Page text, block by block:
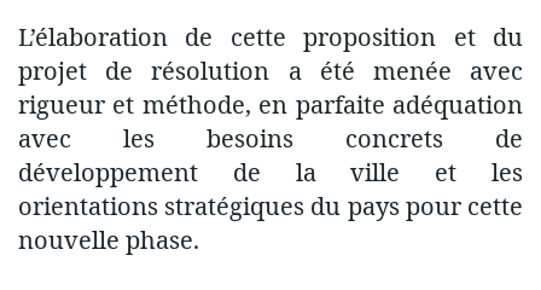
L’élaboration de cette proposition et du
projet de résolution a été menée avec
rigueur et méthode, en parfaite adéquation
avec les besoins concrets de
développement de la ville et les
orientations stratégiques du pays pour cette
nouvelle phase.